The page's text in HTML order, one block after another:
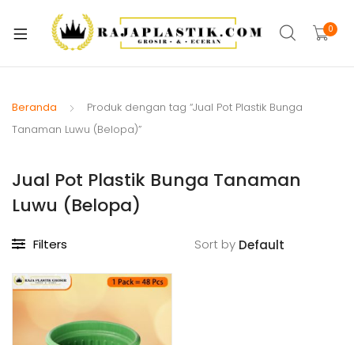
0
Beranda
Produk dengan tag “Jual Pot Plastik Bunga
Tanaman Luwu (Belopa)”
Jual Pot Plastik Bunga Tanaman
Luwu (Belopa)
Filters Sort by